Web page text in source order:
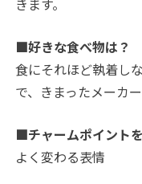
きます。
■好きな食べ物は？
食にそれほど執着し
で、きまったメーカ
■チャームポイント
よく変わる表情